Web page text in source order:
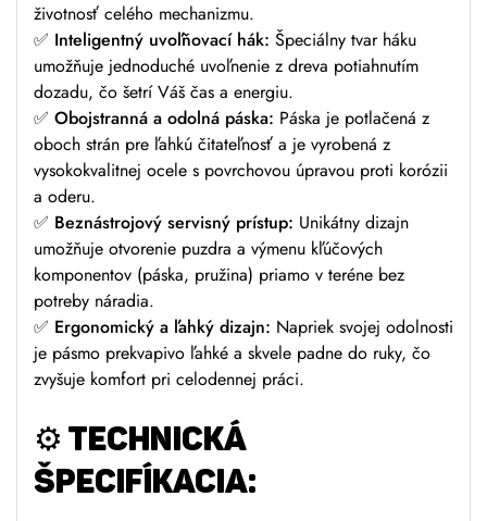
životnosť celého mechanizmu.
✅ Inteligentný uvoľňovací hák: Špeciálny tvar háku
umožňuje jednoduché uvoľnenie z dreva potiahnutím
dozadu, čo šetrí Váš čas a energiu.
✅ Obojstranná a odolná páska: Páska je potlačená z
oboch strán pre ľahkú čitateľnosť a je vyrobená z
vysokokvalitnej ocele s povrchovou úpravou proti korózii
a oderu.
✅ Beznástrojový servisný prístup: Unikátny dizajn
umožňuje otvorenie puzdra a výmenu kľúčových
komponentov (páska, pružina) priamo v teréne bez
potreby náradia.
✅ Ergonomický a ľahký dizajn: Napriek svojej odolnosti
je pásmo prekvapivo ľahké a skvele padne do ruky, čo
zvyšuje komfort pri celodennej práci.
⚙️ TECHNICKÁ
ŠPECIFÍKACIA: